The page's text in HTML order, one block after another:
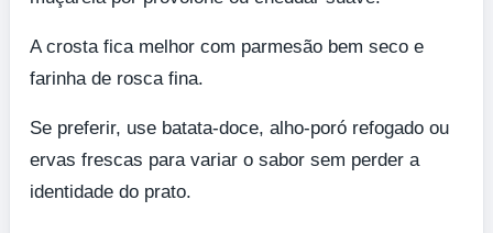
A crosta fica melhor com parmesão bem seco e
farinha de rosca fina.
Se preferir, use batata-doce, alho-poró refogado ou
ervas frescas para variar o sabor sem perder a
identidade do prato.